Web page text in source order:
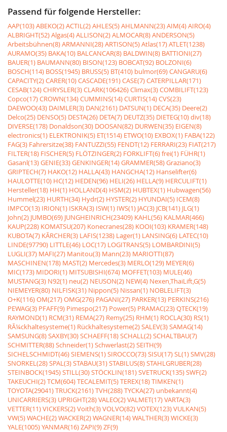
Passend für folgende Hersteller:
AAP(103)ABEKO(2)ACTIL(2)AHLES(5)AHLMANN(23)AIM(4)AIRO(4)
ALBRIGHT(52)Algas(4)ALLISON(2)ALMOCAR(8)ANDERSON(5)
Arbeitsbühnen(8)ARMANNI(28)ARTISON(5)Atlas(17)ATLET(1238)
AURAMO(35) BAKA(10) BALCANCAR(8) BALDWIN(8) BATTIONI(27)
BAUER(1) BAUMANN(80) BISON(123) BOBCAT(92) BOLZONI(6)
BOSCH(114) BOSS(1945) BRUSS(5) BT(410) bulmor(69)CANGARU(6)
CAPACITY(2)CARER(10)CASCADE(191)CASE(7)CATERPILLAR(171)
CESAB(124)CHRYSLER(3)CLARK(106426)Climax(3)COMBILIFT(123)
Copco(17)CROWN(134)CUMMINS(14)CURTIS(14)CVS(23)
DAEWOO(43) DAIMLER(3) DAN(2161) DATSUN(1) DECA(35) Deere(2)
Delco(25) DENSO(5) DESTA(26) DETA(7) DEUTZ(35) DIETEG(10)div(18)
DIVERSE(178) Donaldson(30) DOOSAN(82) DURWEN(35) EIGEN(8)
electronics(1) ELEKTRONIK(5) ET(1514) ETWO(10) EXBOX(1) FABA(122)
FAG(3) Fahrersitze(38) FANTUZZI(55) FENDT(12) FERRARI(23) FIAT(217)
FILTER(18) FISCHER(5) FLÖTZINGER(2) FORKLIFT(6)frei(1) FÜHR(1)
Gasanl(13)GENIE(33)GENKINGER(14)GRAMMER(58)Graziano(3)
GRIPTECH(7) HAKO(12) HALLA(43) HANGCHA(12) Hanselifter(6)
HAULOTTE(10) HC(12) HEDEN(96) HELI(26) HELLA(9) HERCULIFT(1)
Hersteller(18) HH(1) HOLLAND(4) HSM(2) HUBTEX(1) Hubwagen(56)
Hummel(23) HURTH(34) Hydr(2) HYSTER(2) HYUNDAI(5) ICEM(8)
IMPCO(13) IRION(1) ISKRA(3) ISW(1) IWS(1) JAC(3) JCB(141) JLG(1)
John(2) JUMBO(69) JUNGHEINRICH(23409) KAHL(56) KALMAR(466)
KAUP(228) KOMATSU(207) Konecranes(28) KOOI(103) KRAMER(148)
KUBOTA(7) KÃRCHER(3) LAFIS(1238) Lager(1) LANSING(6) LATEC(10)
LINDE(97790) LITTLE(46) LOC(17) LOGITRANS(5) LOMBARDINI(5)
LUGLI(37) MAFI(27) Manitou(3) Mann(23) MARIOTTI(87)
MASCHINEN(178) MAST(2) Mercedes(3) MERLO(129) MEYER(6)
MIC(173) MIDORI(1) MITSUBISHI(674) MOFFET(103) MULE(46)
MUSTANG(3) N92(1) neu(2) NEUSON(2) NEW(4) Nexen,ThaiLift,G(5)
NIEMEYER(80) NILFISK(31) Nippon(5) Nissan(1) NOBLELIFT(3)
O+K(116)OM(217)OMG(276) PAGANI(27) PARKER(13) PERKINS(216)
PEWAG(3) PFAFF(9) Pimespo(217) Power(5) PRAMAC(23)QTECK(19)
RAYMOND(1) RCM(31) REMA(27) Remy(25) RHM(1) ROCLA(30) RS(1)
RÃ¼ckhaltesysteme(1) Rückhaltesysteme(2)SALEV(3)SAMAG(14)
SAMSUNG(8)SAXBY(30)SCHAEFF(18)SCHALL(2)SCHALTBAU(7)
SCHMITTER(88)Schneider(1)Schwerlast(2)SEITH(9)
SICHELSCHMIDT(46)SIEMENS(1)SIROCCO(73)SISU(17)SL(1)SMV(28)
SNORKEL(28)SPAL(3)STABAU(31)STABILUS(8)STAHLGRUBER(28)
STEINBOCK(1945)STILL(30)STÖCKLIN(181)SVETRUCK(135)SWF(2)
TAKEUCHI(2)TCM(604)TECALEMIT(5)TEREX(18)TIMKEN(1)
TOYOTA(29041)TRUCK(2161)TVH(288)TYCKA(27) unbekannt(4)
UNICARRIERS(3) UPRIGHT(28)VALEO(2)VALMET(17)VARTA(3)
VETTER(11)VICKERS(2)Voith(3)VOLVO(82)VOTEX(123)VULKAN(5)
VW(5)WACHE(2)WACKER(2)WAGNER(14)WALTHER(3)WICKE(3)
YALE(1005)YANMAR(16)ZAPI(9)ZF(9)